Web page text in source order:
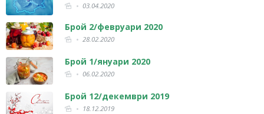
03.04.2020
Брой 2/февруари 2020
28.02.2020
Брой 1/януари 2020
06.02.2020
Брой 12/декември 2019
18.12.2019